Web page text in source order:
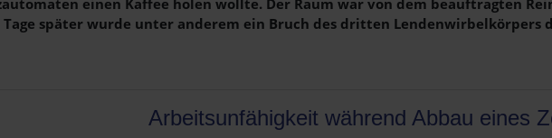
später wurde unter anderem ein Bruch des dritten Lendenwirbelkörpers
Arbeitsunfähigkeit während Abbau eines